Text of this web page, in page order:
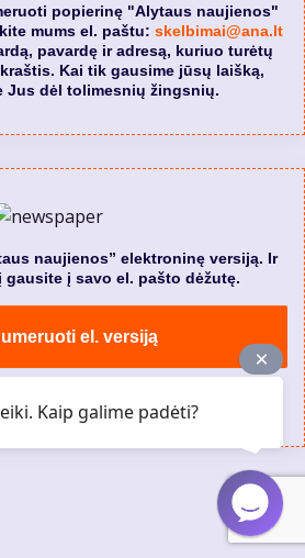
popierinę "Alytaus naujienos"
mums el. paštu: skelbimai@ana.lt
pavardę ir adresą, kuriuo turėtų
Kai tik gausime jūsų laišką,
Jus dėl tolimesnių žingsnių.
naujienos” elektroninę versiją. Ir
gausite į savo el. pašto dėžutę.
el. versiją
visą leidinių archyvą
Kaip galime padėti?